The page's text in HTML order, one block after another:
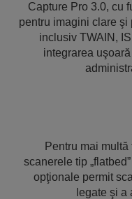
Capture Pro 3.0, cu
pentru imagini clare şi
inclusiv TWAIN,
integrarea
Pentru mai
scanerele tip
opţionale permit
legate şi a